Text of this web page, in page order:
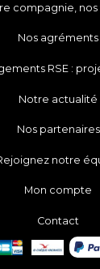
compagnie, nos
Nos agréments
RSE :
Notre actualité
Nos partenaires
notre
Mon compte
Contact